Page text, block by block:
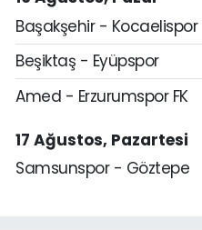
Başakşehir - Kocaelispor
Beşiktaş - Eyüpspor
Amed - Erzurumspor FK
17 Ağustos, Pazartesi
Samsunspor - Göztepe